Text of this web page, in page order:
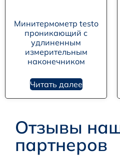
Минитермометр testo
проникающий с
удлиненным
измерительным
наконечником
Читать далее
Отзывы
партнеров